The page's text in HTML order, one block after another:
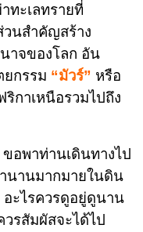
ทะเลทรายที่
นสำคัญสร้าง
าจของโลก อัน
กรรม “มัวร์” หรือ
กาเหนือรวมไปถึง
ขอพาท่านเดินทางไป
ำนานมากมายในดิน
ะไรควรดูอยู่ดูนาน
รสัมผัสจะได้ไป